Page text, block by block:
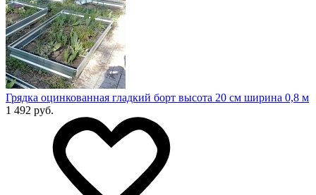
Грядка оцинкованная гладкий борт высота 20 см ширина 0,8 м
1 492 руб.